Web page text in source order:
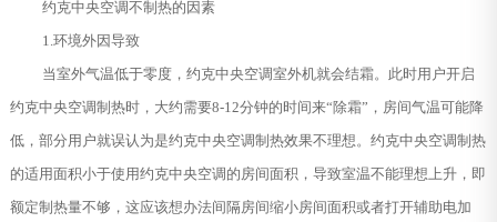
约克中央空调不制热的因素
1.环境外因导致
当室外气温低于零度，约克中央空调室外机就会结霜。此时用户开启
约克中央空调制热时，大约需要8-12分钟的时间来“除霜”，房间气温可能降
低，部分用户就误认为是约克中央空调制热效果不理想。约克中央空调制热
的适用面积小于使用约克中央空调的房间面积，导致室温不能理想上升，即
额定制热量不够，这应该想办法间隔房间缩小房间面积或者打开辅助电加